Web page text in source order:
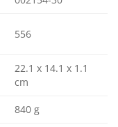
556
22.1 x 14.1 x 1.1
cm
840 g